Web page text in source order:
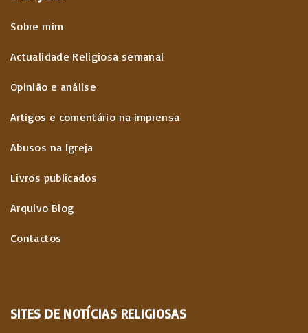
Sobre mim
Actualidade Religiosa semanal
Opinião e análise
Artigos e comentário na imprensa
Abusos na Igreja
Livros publicados
Arquivo Blog
Contactos
SITES DE NOTÍCIAS RELIGIOSAS